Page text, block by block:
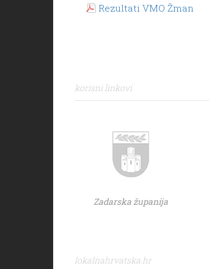
Rezultati VMO Žman
korisni linkovi
Zadarska županija
lokalnahrvatska.hr